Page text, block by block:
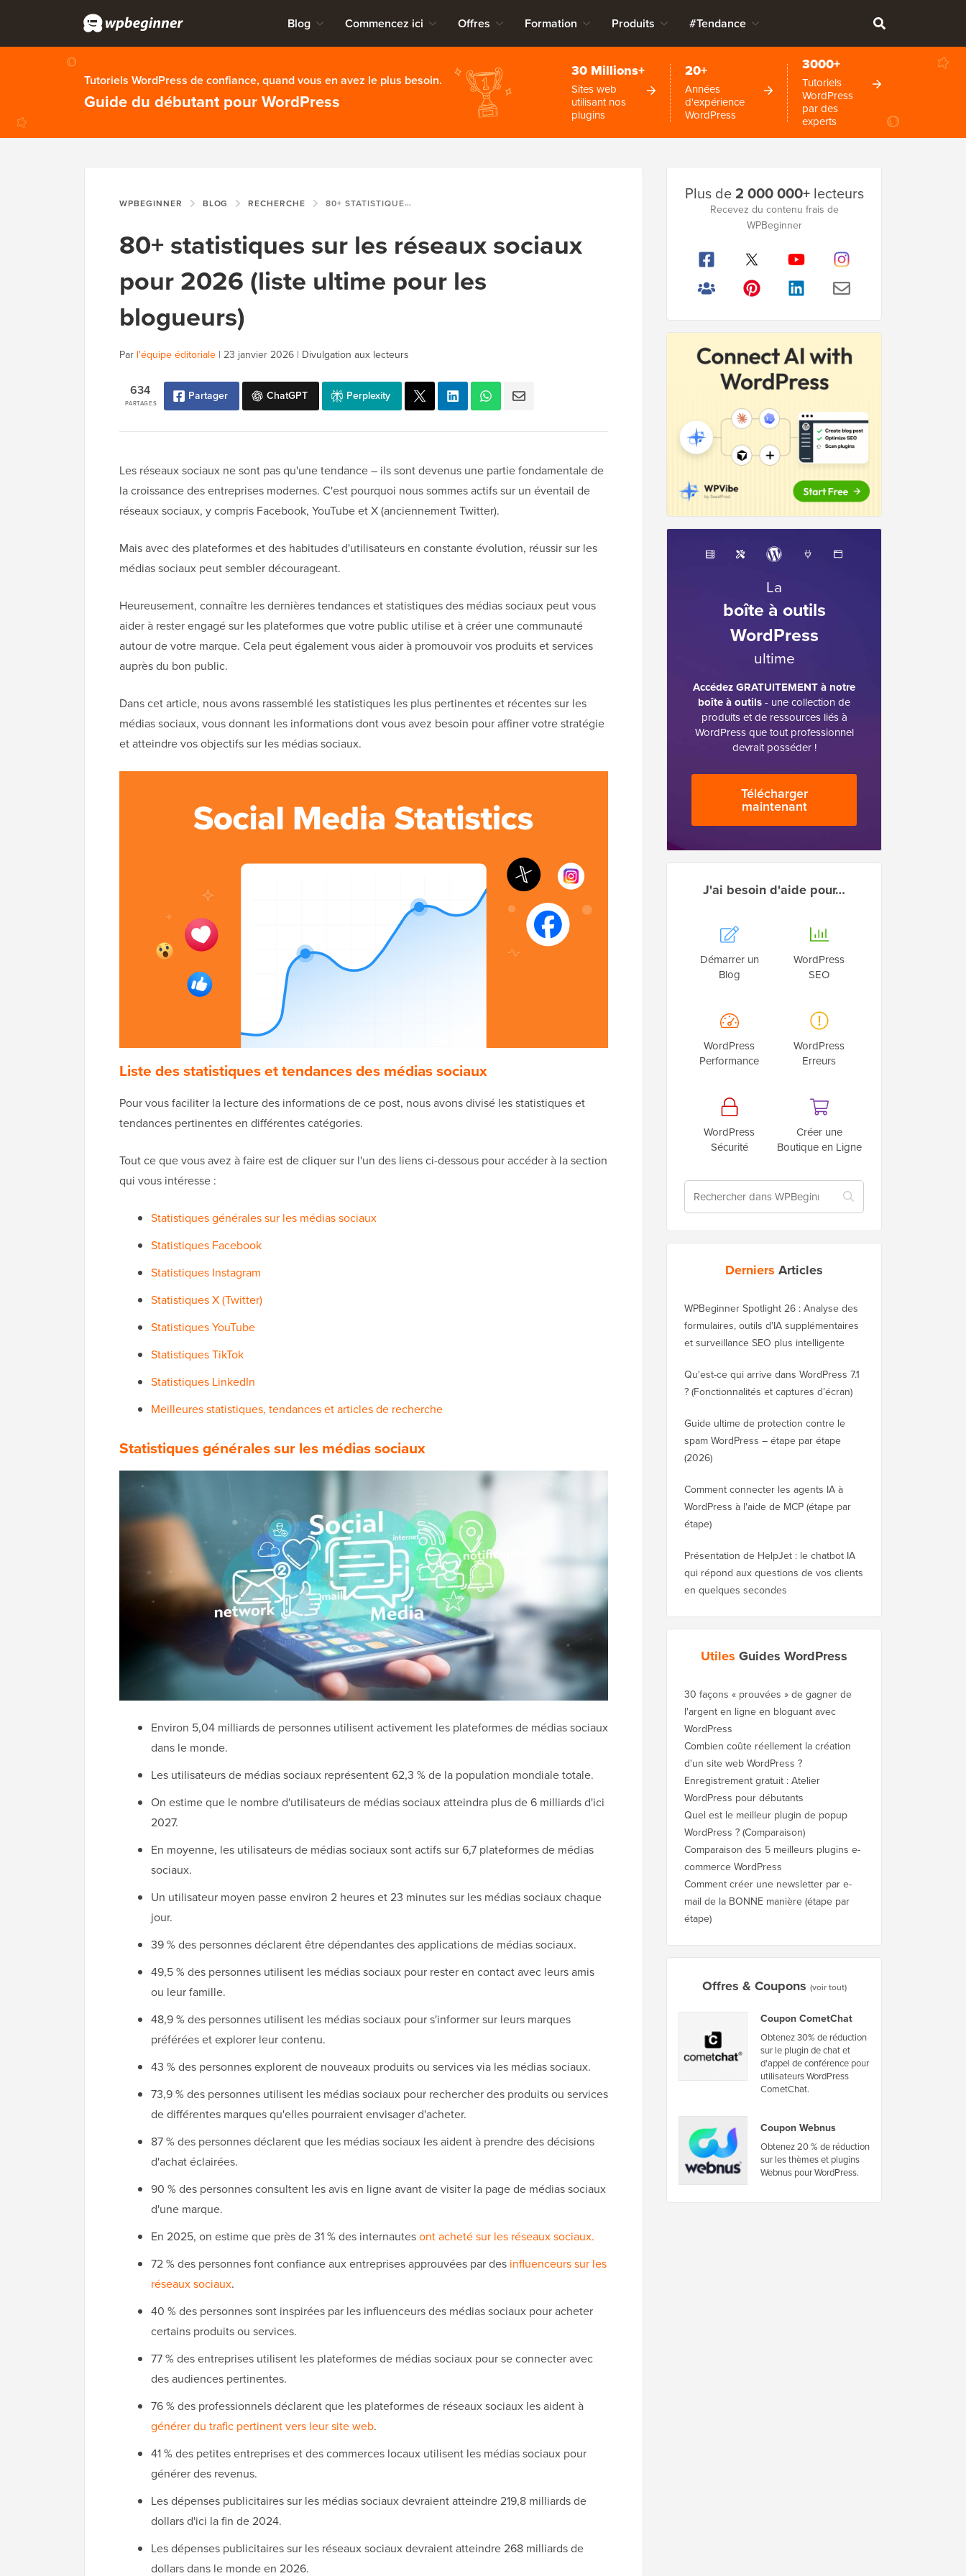
Blog Commencez ici Offres Formation Produits #Tendance
Tutoriels WordPress de confiance, quand vous en avez le plus besoin.
Guide du débutant pour WordPress
30 Millions+
Sites web
utilisant nos
plugins
20+
Années
d'expérience
WordPress
3000+
Tutoriels
WordPress
par des
experts
WPBEGINNER BLOG RECHERCHE 80+ STATISTIQUES SUR LES RÉSEAUX SOCIAUX POUR 2026 (LISTE ULTIME POUR LES BLOGUEURS)
80+ statistiques sur les réseaux sociaux
pour 2026 (liste ultime pour les
blogueurs)
Par l'équipe éditoriale | 23 janvier 2026 | Divulgation aux lecteurs
PARTAGES
634 Partager ChatGPT Perplexity
Les réseaux sociaux ne sont pas qu'une tendance – ils sont devenus une partie fondamentale de
la croissance des entreprises modernes. C'est pourquoi nous sommes actifs sur un éventail de
réseaux sociaux, y compris Facebook, YouTube et X (anciennement Twitter).
Mais avec des plateformes et des habitudes d'utilisateurs en constante évolution, réussir sur les
médias sociaux peut sembler décourageant.
Heureusement, connaître les dernières tendances et statistiques des médias sociaux peut vous
aider à rester engagé sur les plateformes que votre public utilise et à créer une communauté
autour de votre marque. Cela peut également vous aider à promouvoir vos produits et services
auprès du bon public.
Dans cet article, nous avons rassemblé les statistiques les plus pertinentes et récentes sur les
médias sociaux, vous donnant les informations dont vous avez besoin pour affiner votre stratégie
et atteindre vos objectifs sur les médias sociaux.
Liste des statistiques et tendances des médias sociaux
Pour vous faciliter la lecture des informations de ce post, nous avons divisé les statistiques et
tendances pertinentes en différentes catégories.
Tout ce que vous avez à faire est de cliquer sur l'un des liens ci-dessous pour accéder à la section
qui vous intéresse :
Statistiques générales sur les médias sociaux
Statistiques Facebook
Statistiques Instagram
Statistiques X (Twitter)
Statistiques YouTube
Statistiques TikTok
Statistiques LinkedIn
Meilleures statistiques, tendances et articles de recherche
Statistiques générales sur les médias sociaux
Environ 5,04 milliards de personnes utilisent activement les plateformes de médias sociaux
dans le monde.
Les utilisateurs de médias sociaux représentent 62,3 % de la population mondiale totale.
On estime que le nombre d'utilisateurs de médias sociaux atteindra plus de 6 milliards d'ici
2027.
En moyenne, les utilisateurs de médias sociaux sont actifs sur 6,7 plateformes de médias
sociaux.
Un utilisateur moyen passe environ 2 heures et 23 minutes sur les médias sociaux chaque
jour.
39 % des personnes déclarent être dépendantes des applications de médias sociaux.
49,5 % des personnes utilisent les médias sociaux pour rester en contact avec leurs amis
ou leur famille.
48,9 % des personnes utilisent les médias sociaux pour s'informer sur leurs marques
préférées et explorer leur contenu.
43 % des personnes explorent de nouveaux produits ou services via les médias sociaux.
73,9 % des personnes utilisent les médias sociaux pour rechercher des produits ou services
de différentes marques qu'elles pourraient envisager d'acheter.
87 % des personnes déclarent que les médias sociaux les aident à prendre des décisions
d'achat éclairées.
90 % des personnes consultent les avis en ligne avant de visiter la page de médias sociaux
d'une marque.
En 2025, on estime que près de 31 % des internautesont acheté sur les réseaux sociaux.
72 % des personnes font confiance aux entreprises approuvées par des influenceurs sur les
réseaux sociaux.
40 % des personnes sont inspirées par les influenceurs des médias sociaux pour acheter
certains produits ou services.
77 % des entreprises utilisent les plateformes de médias sociaux pour se connecter avec
des audiences pertinentes.
76 % des professionnels déclarent que les plateformes de réseaux sociaux les aident à
générer du trafic pertinent vers leur site web.
41 % des petites entreprises et des commerces locaux utilisent les médias sociaux pour
générer des revenus.
Les dépenses publicitaires sur les médias sociaux devraient atteindre 219,8 milliards de
dollars d'ici la fin de 2024.
Les dépenses publicitaires sur les réseaux sociaux devraient atteindre 268 milliards de
dollars dans le monde en 2026.
latérale
Plus de2 000 000+lecteurs
Recevez du contenu frais de
WPBeginner
La
boîte à outils
WordPress
ultime
Accédez GRATUITEMENT à notre
boîte à outils- une collection de
produits et de ressources liés à
WordPress que tout professionnel
devrait posséder !
Télécharger
maintenant
J'ai besoin d'aide pour…
Démarrer un
Blog
WordPress
SEO
WordPress
Performance
WordPress
Erreurs
WordPress
Sécurité
Créer une
Boutique en Ligne
Derniers Articles
WPBeginner Spotlight 26 : Analyse des
formulaires, outils d'IA supplémentaires
et surveillance SEO plus intelligente
Qu'est-ce qui arrive dans WordPress 7.1
? (Fonctionnalités et captures d’écran)
Guide ultime de protection contre le
spam WordPress – étape par étape
(2026)
Comment connecter les agents IA à
WordPress à l'aide de MCP (étape par
étape)
Présentation de HelpJet : le chatbot IA
qui répond aux questions de vos clients
en quelques secondes
Utiles Guides WordPress
30 façons « prouvées » de gagner de
l'argent en ligne en bloguant avec
WordPress
Combien coûte réellement la création
d'un site web WordPress ?
Enregistrement gratuit : Atelier
WordPress pour débutants
Quel est le meilleur plugin de popup
WordPress ? (Comparaison)
Comparaison des 5 meilleurs plugins e-
commerce WordPress
Comment créer une newsletter par e-
mail de la BONNE manière (étape par
étape)
Offres & Coupons (voir tout)
Coupon CometChat
Obtenez 30% de réduction
sur le plugin de chat et
d'appel de conférence pour
utilisateurs WordPress
CometChat.
Coupon Webnus
Obtenez 20 % de réduction
sur les thèmes et plugins
Webnus pour WordPress.